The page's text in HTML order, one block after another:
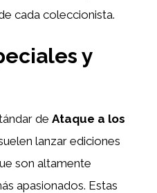
cada coleccionista.
y
de Ataque a los
lanzar ediciones
son altamente
apasionados. Estas